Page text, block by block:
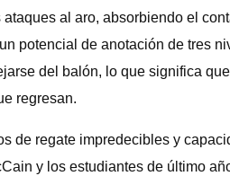
al aro, absorbiendo el
potencial de anotación de tres
del balón, lo que significa
regresan.
de regate impredecibles y
y los estudiantes de último